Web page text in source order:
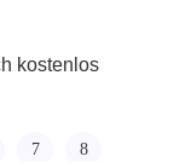
kostenlos
7 8